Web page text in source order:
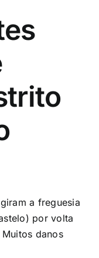
a freguesia
por volta
danos